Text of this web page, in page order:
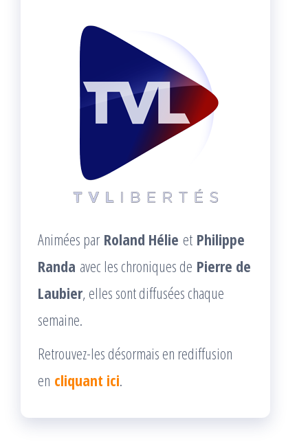
Animées par Roland Hélie et Philippe
Randa avec les chroniques de Pierre de
Laubier, elles sont diffusées chaque
semaine.
Retrouvez-les désormais en rediffusion
en cliquant ici.